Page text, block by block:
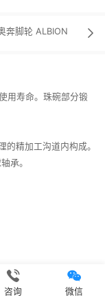
奔脚轮 ALBION 
用寿命。珠碗部分锻
精加工沟道内构成。
承。

咨询

微信